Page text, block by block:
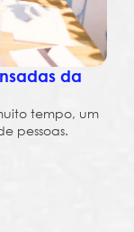
da
tempo, um
pessoas.